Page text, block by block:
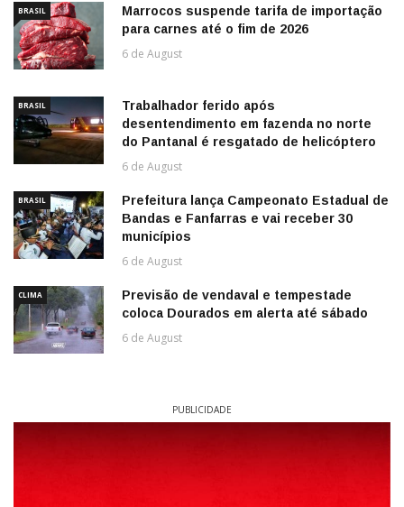
BRASIL
Marrocos suspende tarifa de importação
para carnes até o fim de 2026
6 de August
BRASIL
Trabalhador ferido após
desentendimento em fazenda no norte
do Pantanal é resgatado de helicóptero
6 de August
BRASIL
Prefeitura lança Campeonato Estadual de
Bandas e Fanfarras e vai receber 30
municípios
6 de August
CLIMA
Previsão de vendaval e tempestade
coloca Dourados em alerta até sábado
6 de August
PUBLICIDADE